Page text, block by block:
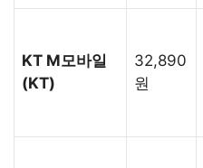
KT M모바일
(KT)
32,890
원